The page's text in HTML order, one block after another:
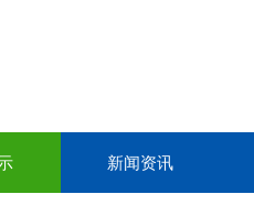
新闻资讯